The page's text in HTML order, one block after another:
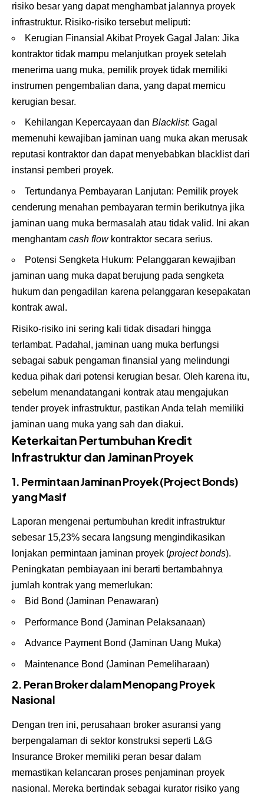
risiko besar yang dapat menghambat jalannya proyek
infrastruktur. Risiko-risiko tersebut meliputi:
Kerugian Finansial Akibat Proyek Gagal Jalan: Jika
kontraktor tidak mampu melanjutkan proyek setelah
menerima uang muka, pemilik proyek tidak memiliki
instrumen pengembalian dana, yang dapat memicu
kerugian besar.
Kehilangan Kepercayaan dan Blacklist: Gagal
memenuhi kewajiban jaminan uang muka akan merusak
reputasi kontraktor dan dapat menyebabkan blacklist dari
instansi pemberi proyek.
Tertundanya Pembayaran Lanjutan: Pemilik proyek
cenderung menahan pembayaran termin berikutnya jika
jaminan uang muka bermasalah atau tidak valid. Ini akan
menghantam cash flowkontraktor secara serius.
Potensi Sengketa Hukum: Pelanggaran kewajiban
jaminan uang muka dapat berujung pada sengketa
hukum dan pengadilan karena pelanggaran kesepakatan
kontrak awal.
Risiko-risiko ini sering kali tidak disadari hingga
terlambat. Padahal, jaminan uang muka berfungsi
sebagai sabuk pengaman finansial yang melindungi
kedua pihak dari potensi kerugian besar. Oleh karena itu,
sebelum menandatangani kontrak atau mengajukan
tender proyek infrastruktur, pastikan Anda telah memiliki
jaminan uang muka yang sah dan diakui.
Keterkaitan Pertumbuhan Kredit
Infrastruktur dan Jaminan Proyek
1. Permintaan Jaminan Proyek (Project Bonds)
yang Masif
Laporan mengenai pertumbuhan kredit infrastruktur
sebesar 15,23% secara langsung mengindikasikan
lonjakan permintaan jaminan proyek (project bonds).
Peningkatan pembiayaan ini berarti bertambahnya
jumlah kontrak yang memerlukan:
Bid Bond (Jaminan Penawaran)
Performance Bond (Jaminan Pelaksanaan)
Advance Payment Bond (Jaminan Uang Muka)
Maintenance Bond (Jaminan Pemeliharaan)
2. Peran Broker dalam Menopang Proyek
Nasional
Dengan tren ini, perusahaan broker asuransi yang
berpengalaman di sektor konstruksi seperti L&G
Insurance Broker memiliki peran besar dalam
memastikan kelancaran proses penjaminan proyek
nasional. Mereka bertindak sebagai kurator risiko yang